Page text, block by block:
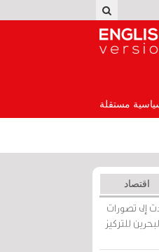
مستقلة
اقتصاد
إلى تصورات
للتركيز